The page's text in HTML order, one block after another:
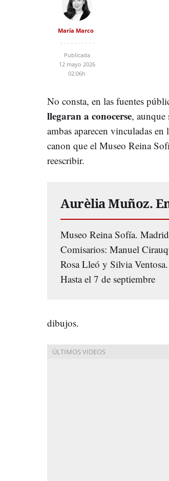
María Marco
Publicada
12 mayo 2026
02:06h
No consta, en las fuentes
llegaran a conocerse, aunque
ambas aparecen vinculadas
canon que el Museo Reina
reescribir.
Aurèlia Muñoz.
Museo Reina Sofía.
Comisarios: Manuel
Rosa Lleó y Silvia Ventosa.
Hasta el 7 de septiembre
dibujos.